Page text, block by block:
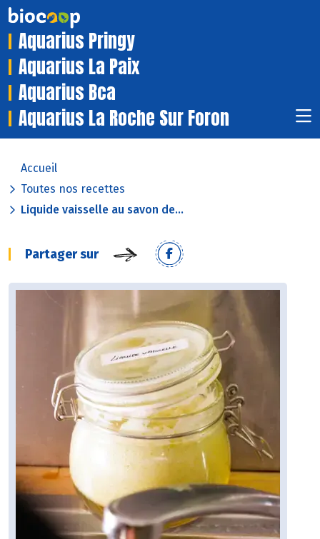
Aquarius Pringy
Aquarius La Paix
Aquarius Bca
Aquarius La Roche Sur Foron
Accueil
Toutes nos recettes
Liquide vaisselle au savon de...
Partager sur